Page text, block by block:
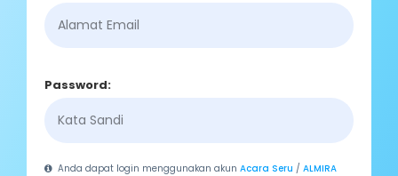
Password:
Anda dapat login menggunakan akunAcara Seru /ALMIRA